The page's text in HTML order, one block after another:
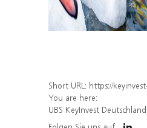
Short URL: https://keyinvest-de.ubs.com/
You are here:
UBS KeyInvest Deutschland